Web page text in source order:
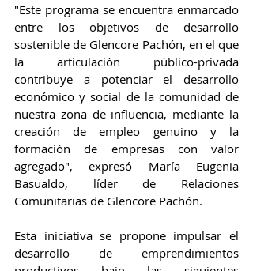
"Este programa se encuentra enmarcado
entre los objetivos de desarrollo
sostenible de Glencore Pachón, en el que
la articulación público-privada
contribuye a potenciar el desarrollo
económico y social de la comunidad de
nuestra zona de influencia, mediante la
creación de empleo genuino y la
formación de empresas con valor
agregado", expresó María Eugenia
Basualdo, líder de Relaciones
Comunitarias de Glencore Pachón.
Esta iniciativa se propone impulsar el
desarrollo de emprendimientos